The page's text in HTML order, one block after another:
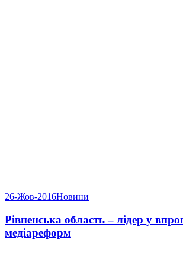
26-Жов-2016Новини
Рівненська область – лідер у
медіареформ